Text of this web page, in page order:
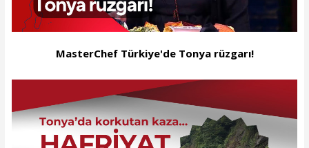
MasterChef Türkiye'de Tonya rüzgarı!